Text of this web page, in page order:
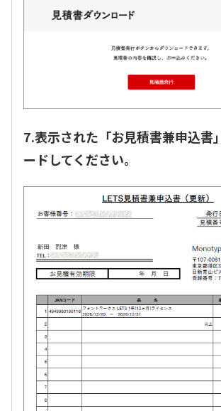
7.表示された「お見積書兼申込書
ードしてください。